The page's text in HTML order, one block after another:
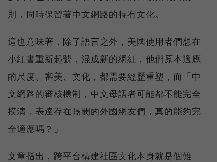
則，同時保留著中文網路的特有文化。
這也意味著，除了語言之外，美國使用者們想在
小紅書重新起號，混成新的網紅，他們原本適應
的尺度、審美、文化，都需要經歷重塑，而「中
文網路的審核機制，中文母語者可能都不能完全
摸清，表達存在隔閡的外國網友們，真的能夠完
全適應嗎？」
文章指出，跨平台構建社區文化本身就是個難